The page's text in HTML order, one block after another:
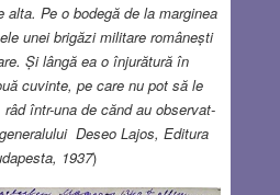
alta. Pe o bodegă de la marginea
unei brigăzi militare românești
Și lângă ea o înjurătură în
cuvinte, pe care nu pot să le
într-una de cănd au observat-
Deseo Lajos, Editura
1937)